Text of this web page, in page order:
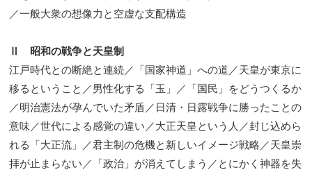
／一般大衆の想像力と空虚な支配構造
Ⅱ 昭和の戦争と天皇制
江戸時代との断絶と連続／「国家神道」への道／天皇が東京に
移るということ／男性化する「玉」／「国民」をどうつくるか
／明治憲法が孕んでいた矛盾／日清・日露戦争に勝ったことの
意味／世代による感覚の違い／大正天皇という人／封じ込めら
れる「大正流」／君主制の危機と新しいイメージ戦略／天皇崇
拝が止まらない／「政治」が消えてしまう／とにかく神器を失